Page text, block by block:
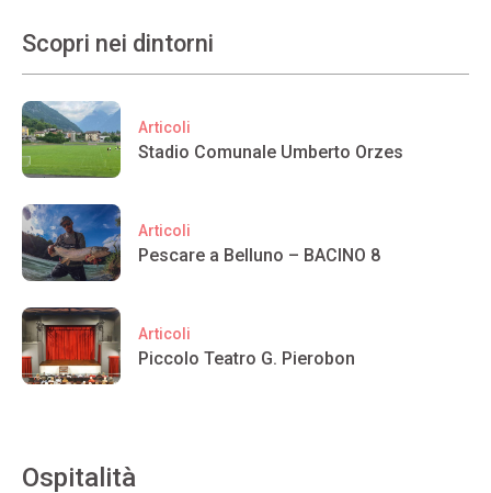
Scopri nei dintorni
Articoli
Stadio Comunale Umberto Orzes
Articoli
Pescare a Belluno – BACINO 8
Articoli
Piccolo Teatro G. Pierobon
Ospitalità